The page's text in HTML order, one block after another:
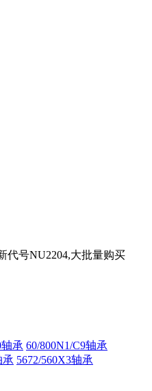
代号NU2204,大批量购买
承 60/800N1/C9轴承
承 5672/560X3轴承